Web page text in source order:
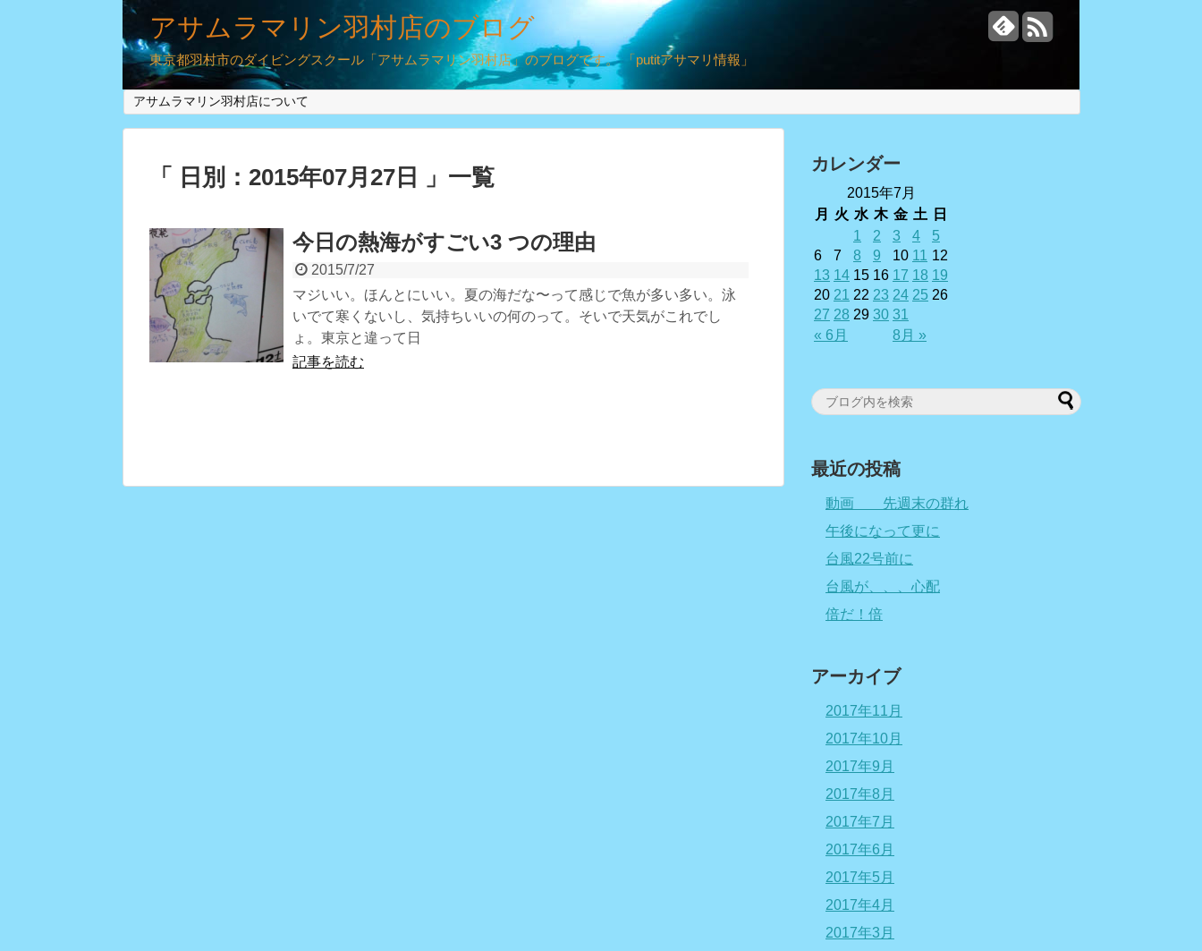
アサムラマリン羽村店のブログ
東京都羽村市のダイビングスクール「アサムラマリン羽村店」のブログです。 「putitアサマリ情報」
アサムラマリン羽村店について
「 日別：2015年07月27日 」一覧
今日の熱海がすごい3 つの理由
2015/7/27
マジいい。ほんとにいい。夏の海だな〜って感じで魚が多い多い。泳
いでて寒くないし、気持ちいいの何のって。そいで天気がこれでし
ょ。東京と違って日
記事を読む
カレンダー
2015年7月
月
火 水 木 金 土 日
« 6月 8月 »
1 2 3 4
5
6
7 8 9 10 11 12
13 14 15 16 17 18 19
20 21 22 23 24 25 26
27 28 29 30 31
最近の投稿
動画 先週末の群れ
午後になって更に
台風22号前に
台風が、、、心配
倍だ！倍
アーカイブ
2017年11月
2017年10月
2017年9月
2017年8月
2017年7月
2017年6月
2017年5月
2017年4月
2017年3月